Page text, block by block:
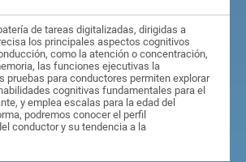
de tareas digitalizadas, dirigidas a
los principales aspectos cognitivos
como la atención o concentración,
las funciones ejecutivas la
pruebas para conductores permiten explorar
cognitivas fundamentales para el
y emplea escalas para la edad del
podremos conocer el perfil
conductor y su tendencia a la